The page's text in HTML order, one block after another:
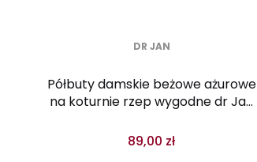
DR JAN
Półbuty damskie beżowe ażurowe
na koturnie rzep wygodne dr Jan
89,00 zł